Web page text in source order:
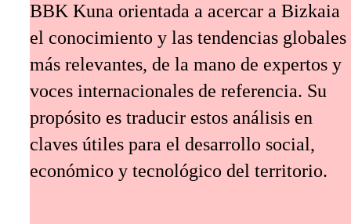
BBK Kuna orientada a acercar a Bizkaia
el conocimiento y las tendencias globales
más relevantes, de la mano de expertos y
voces internacionales de referencia. Su
propósito es traducir estos análisis en
claves útiles para el desarrollo social,
económico y tecnológico del territorio.